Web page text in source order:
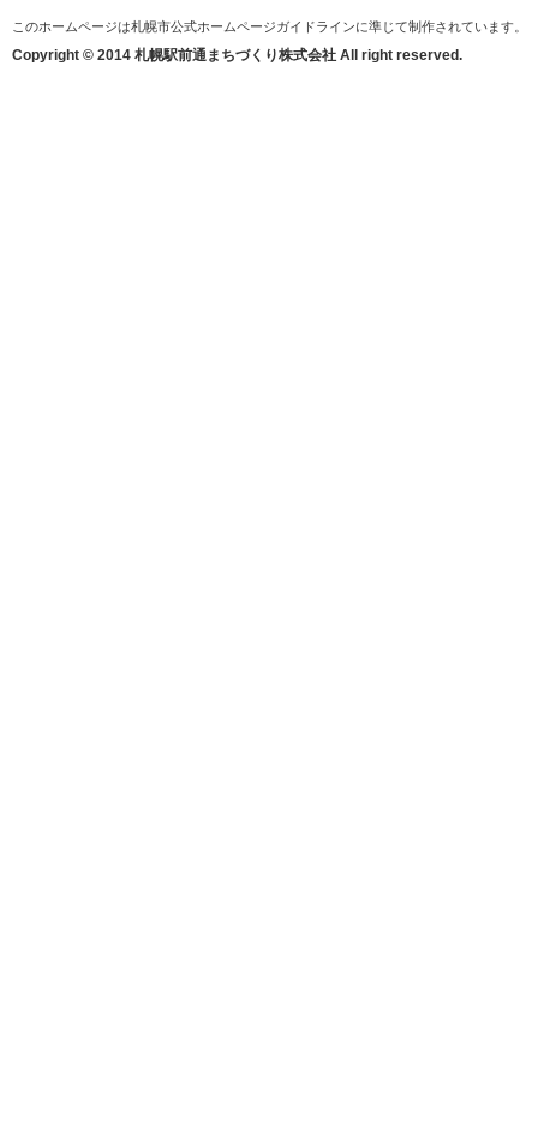
このホームページは札幌市公式ホームページガイドラインに準じて制作されています。
Copyright © 2014 札幌駅前通まちづくり株式会社 All right reserved.